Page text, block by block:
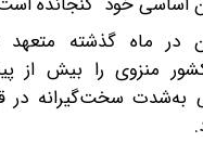
در ماه گذشته متعهد
منزوی را بیش از
سخت‌گیرانه در